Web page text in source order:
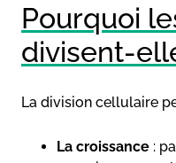
Pourquoi
divisent-
La division cellulaire
La croissance :